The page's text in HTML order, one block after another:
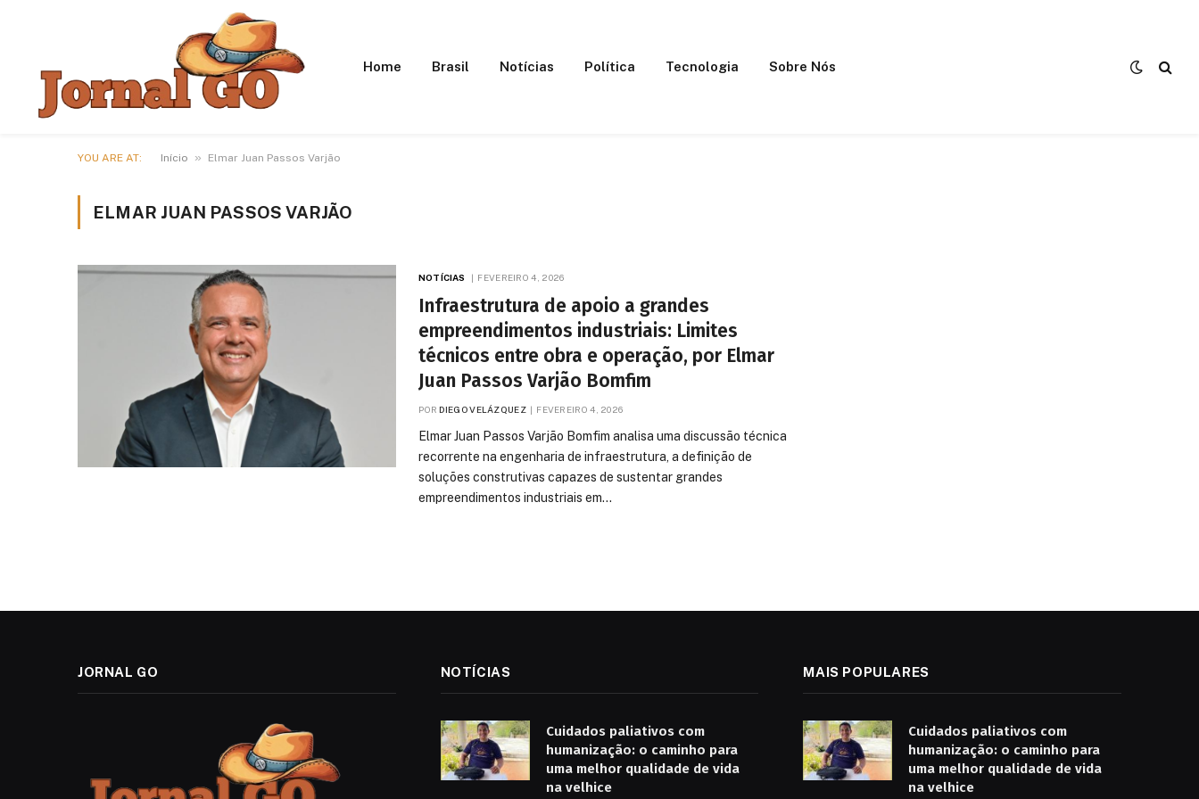
Home Brasil Notícias Política Tecnologia Sobre Nós
YOU ARE AT: Início » Elmar Juan Passos Varjão
ELMAR JUAN PASSOS VARJÃO
NOTÍCIAS FEVEREIRO 4, 2026
Infraestrutura de apoio a grandes
empreendimentos industriais: Limites
técnicos entre obra e operação, por Elmar
Juan Passos Varjão Bomfim
POR DIEGO VELÁZQUEZ FEVEREIRO 4, 2026
Elmar Juan Passos Varjão Bomfim analisa uma discussão técnica
recorrente na engenharia de infraestrutura, a definição de
soluções construtivas capazes de sustentar grandes
empreendimentos industriais em…
JORNAL GO NOTÍCIAS
Cuidados paliativos com
humanização: o caminho para
uma melhor qualidade de vida
na velhice
MAIS POPULARES
Cuidados paliativos com
humanização: o caminho para
uma melhor qualidade de vida
na velhice